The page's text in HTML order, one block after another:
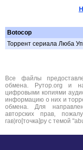
Botocop
Торрент сериала Люба
Все файлы
обмена. Рутор.org и
цифровыми копиями
информацию о них и
обмена. Для
авторских прав,
гав)ro[точка]ру с темой